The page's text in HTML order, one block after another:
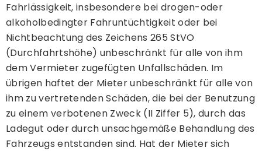
Fahrlässigkeit, insbesondere bei drogen-oder
alkoholbedingter Fahruntüchtigkeit oder bei
Nichtbeachtung des Zeichens 265 StVO
(Durchfahrtshöhe) unbeschränkt für alle von ihm
dem Vermieter zugefügten Unfallschäden. Im
übrigen haftet der Mieter unbeschränkt für alle von
ihm zu vertretenden Schäden, die bei der Benutzung
zu einem verbotenen Zweck (II Ziffer 5), durch das
Ladegut oder durch unsachgemäße Behandlung des
Fahrzeugs entstanden sind. Hat der Mieter sich